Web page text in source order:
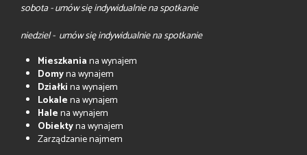
sobota - umów się indywidualnie na spotkanie
niedziel - umów się indywidualnie na spotkanie
Mieszkaniana wynajem
Domyna wynajem
Działkina wynajem
Lokalena wynajem
Halena wynajem
Obiektyna wynajem
Zarządzanie najmem